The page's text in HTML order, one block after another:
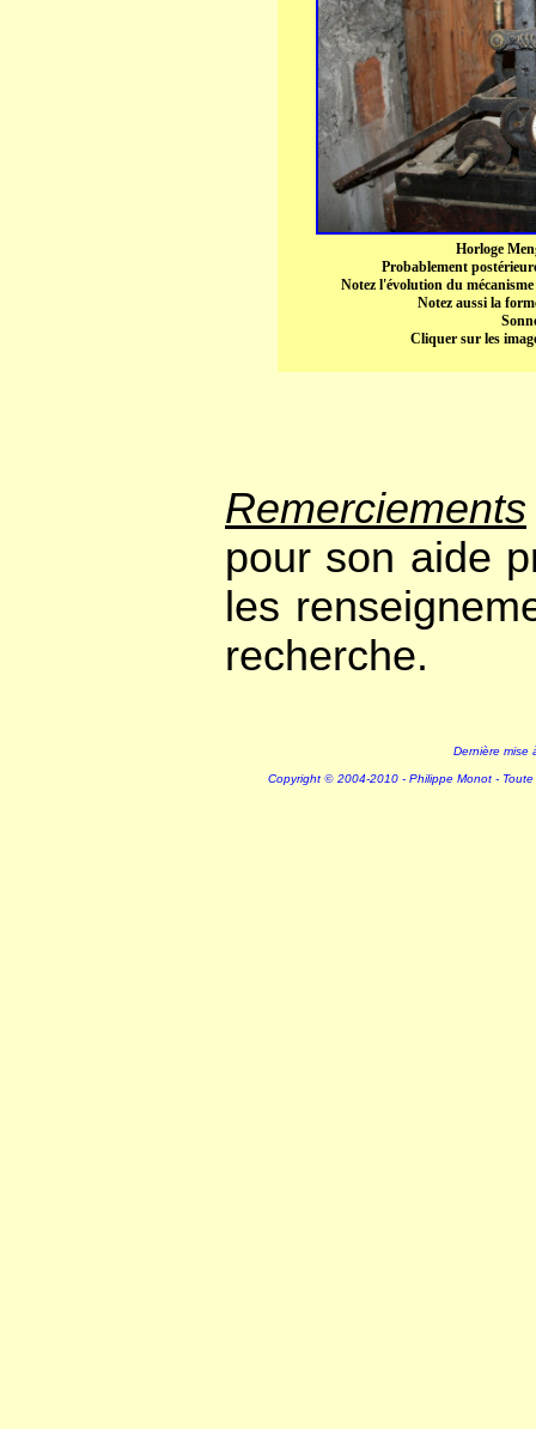
Horloge
Probablement
Notez l'évolution du
Notez aussi la
Cliquer sur les
Remerciements
pour son aide
les
recherche.
Dernière